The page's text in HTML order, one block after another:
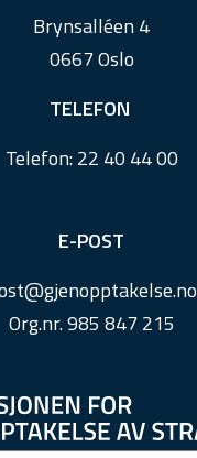
Brynsalléen 4
0667 Oslo
TELEFON
Telefon:22 40 44 00
E-POST
gjenopptakelse.no
Org.nr. 985 847 215